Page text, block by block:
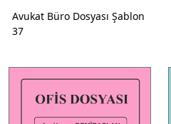
Avukat Büro Dosyası Şablon
37